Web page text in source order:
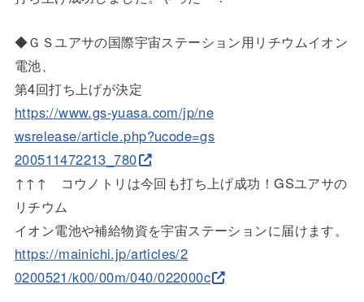
◆ＧＳユアサの国際宇宙ステーション用リチウムイオン
電池、
第4回打ち上げが決定
https://www.gs-yuasa.com/jp/ne
wsrelease/article.php?ucode=gs
200511472213_780
↑↑↑ コウノトリは今回も打ち上げ成功！GSユアサの
リチウム
イオン電池や補給物資を宇宙ステーションに届けます。
https://mainichi.jp/articles/2
0200521/k00/00m/040/022000c